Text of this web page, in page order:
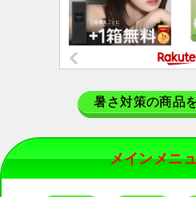
暑さ対策の商品
メインメニ